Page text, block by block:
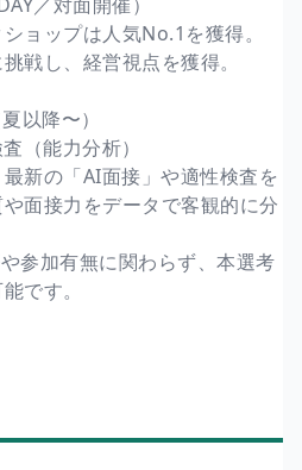
ョップは人気No.1を獲得。
戦し、経営視点を獲得。
以降〜）
（能力分析）
新の「AI面接」や適性検査を
面接力をデータで客観的に分
参加有無に関わらず、本選考
です。